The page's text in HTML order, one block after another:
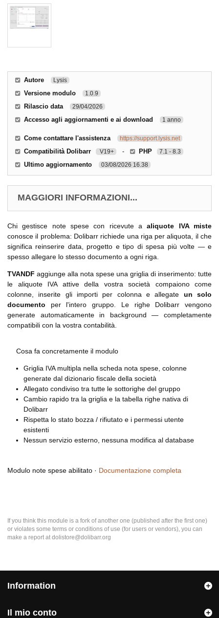
Autore Lysis
Versione modulo 1.0.9
Rilascio data 29/04/2026
Accesso agli aggiornamenti e ai download 1 anno
Come contattare l'assistenza https://support.lysis.net
Compatibilità Dolibarr V19+ - PHP 7.1 - 8.3
Ultimo aggiornamento 03/08/2026 16.38
MAGGIORI INFORMAZIONI...
Chi gestisce note spese con ricevute aaliquote IVA miste
conosce il problema: Dolibarr richiede una riga per aliquota, il che
significa reinserire data, progetto e tipo di spesa più volte — e
spesso allegare lo stesso documento a ogni riga.
TVANDF aggiunge alla nota spese una griglia di inserimento: tutte
le aliquote IVA attive della vostra società compaiono come
colonne, inserite gli importi per colonna e allegate un solo
documento per l'intero gruppo. Le righe Dolibarr vengono
generate automaticamente in background — completamente
compatibili con la vostra contabilità.
Cosa fa concretamente il modulo
Griglia IVA multipla nella scheda nota spese, colonne
generate dal dizionario fiscale della società
Allegato condiviso tra tutte le sottorighe del gruppo
Cambio rapido tra la griglia e la tabella righe nativa di
Dolibarr
Rispetta lo stato bozza / rifiutato e i permessi utente
esistenti
Nessun servizio esterno, nessuna modifica al database
Modulo note spese abilitato · Documentazione completa
If you think this module is a fork of another one (published after the first one)
or violates some terms or conditions of use (for users or vendors), you can
make a report at dolistore@dolibarr.org
Information
Il mio conto